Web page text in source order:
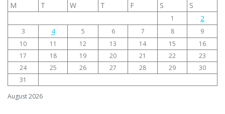
August 2026
M T W T F S S
1 2
3 4 5 6 7 8
9
10
11 12 13 14 15
16
17
18 19 20 21 22
23
24
25 26 27 28 29
30
31